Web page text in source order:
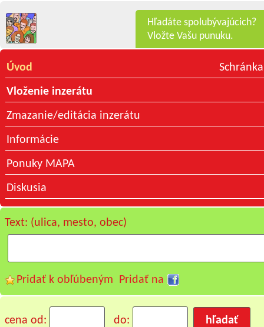
Hľadáte spolubývajúcich?
Vložte Vašu punuku.
Úvod
Vloženie inzerátu
Zmazanie/editácia inzerátu
Informácie
Ponuky MAPA
Diskusia
Text: (ulica, mesto, obec)
Pridať k obľúbeným Pridať na
cena od: do: